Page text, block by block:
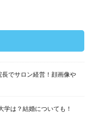
でサロン経営！顔画像や
学は？結婚についても！